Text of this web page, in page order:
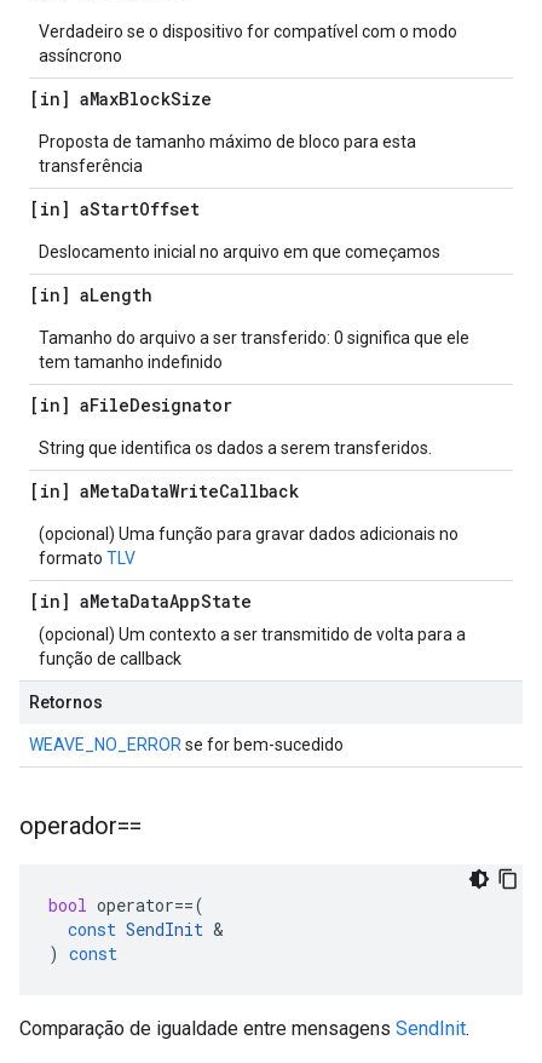
Verdadeiro se o dispositivo for compatível com o modo
assíncrono
[in] aMaxBlockSize
Proposta de tamanho máximo de bloco para esta
transferência
[in] aStartOffset
Deslocamento inicial no arquivo em que começamos
[in] aLength
Tamanho do arquivo a ser transferido: 0 significa que ele
tem tamanho indefinido
[in] aFileDesignator
String que identifica os dados a serem transferidos.
[in] aMetaDataWriteCallback
(opcional) Uma função para gravar dados adicionais no
formato TLV
[in] aMetaDataAppState
(opcional) Um contexto a ser transmitido de volta para a
função de callback
Retornos
WEAVE_NO_ERROR se for bem-sucedido
operador==
bool operator==(
const SendInit &
) const
Comparação de igualdade entre mensagens SendInit.